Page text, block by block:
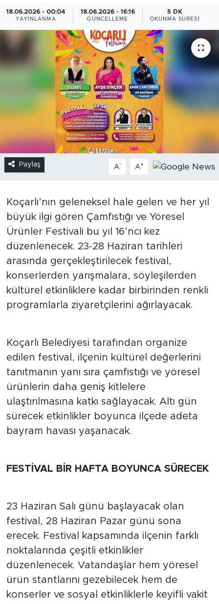
18.06.2026 - 00:04
YAYINLANMA
18.06.2026 - 16:16
GÜNCELLEME
5 DK
OKUNMA SÜRESI
Paylaş A- A+
Koçarlı’nın geleneksel hale gelen ve her yıl
büyük ilgi gören Çamfıstığı ve Yöresel
Ürünler Festivali bu yıl 16’ncı kez
düzenlenecek. 23-28 Haziran tarihleri
arasında gerçekleştirilecek festival,
konserlerden yarışmalara, söyleşilerden
kültürel etkinliklere kadar birbirinden renkli
programlarla ziyaretçilerini ağırlayacak.
Koçarlı Belediyesi tarafından organize
edilen festival, ilçenin kültürel değerlerini
tanıtmanın yanı sıra çamfıstığı ve yöresel
ürünlerin daha geniş kitlelere
ulaştırılmasına katkı sağlayacak. Altı gün
sürecek etkinlikler boyunca ilçede adeta
bayram havası yaşanacak.
FESTİVAL BİR HAFTA BOYUNCA SÜRECEK
23 Haziran Salı günü başlayacak olan
festival, 28 Haziran Pazar günü sona
erecek. Festival kapsamında ilçenin farklı
noktalarında çeşitli etkinlikler
düzenlenecek. Vatandaşlar hem yöresel
ürün stantlarını gezebilecek hem de
konserler ve sosyal etkinliklerle keyifli vakit